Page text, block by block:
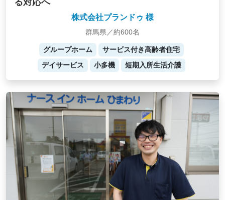
株式会社プランドゥ 様
群馬県／約600名
グループホーム
サービス付き高齢者住宅
デイサービス
小多機 短期入所生活介護